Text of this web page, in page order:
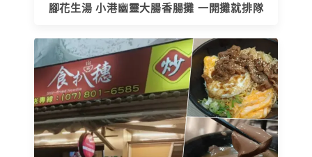
腳花生湯 小港幽靈大腸香腸攤 一開攤就排隊